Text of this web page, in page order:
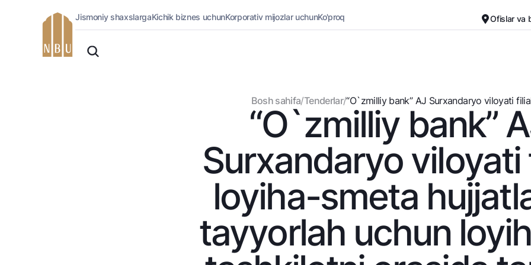
O'zbek Onlayn-bank
Jismoniy shaxslarga (Milliy)
Omonatlar
Hamma uchun
Jozibali
Vozmojno vse
Talab qilib olinguncha
Yevro
Hamma uchun USD uchun
Talab qilib olinguncha USD
Kartalar
Bepul
Premial
Sayohatchiga
UzCard/HUMO
Visa
Visa FIFA
Mastercard
Jismoniy shaxslargaKichik biznes uchunKorporativ mijozlar uchunKo'proq Ofislar va
Oq-qora versiya
Ovozni yoqish
Bosh sahifa/Tenderlar/“O`zmilliy bank” AJ Surxandaryo viloyati
“O`zmilliy bank”
Surxandaryo viloyati
loyiha-smeta
tayyorlah uchun